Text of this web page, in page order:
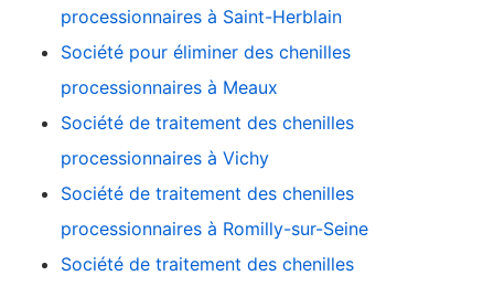
processionnaires à Saint-Herblain
Société pour éliminer des chenilles
processionnaires à Meaux
Société de traitement des chenilles
processionnaires à Vichy
Société de traitement des chenilles
processionnaires à Romilly-sur-Seine
Société de traitement des chenilles